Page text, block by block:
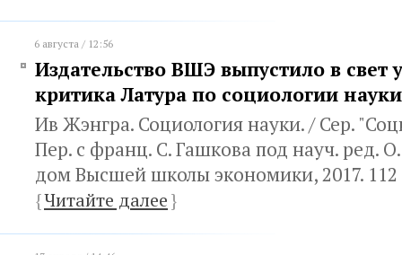
6 августа / 12:56
Издательство ВШЭ выпустило в свет
критика Латура по социологии науки
Ив Жэнгра. Социология науки. / Сер.
Пер. с франц. С. Гашкова под науч. ред.
дом Высшей школы экономики, 2017. 112
{Читайте далее}